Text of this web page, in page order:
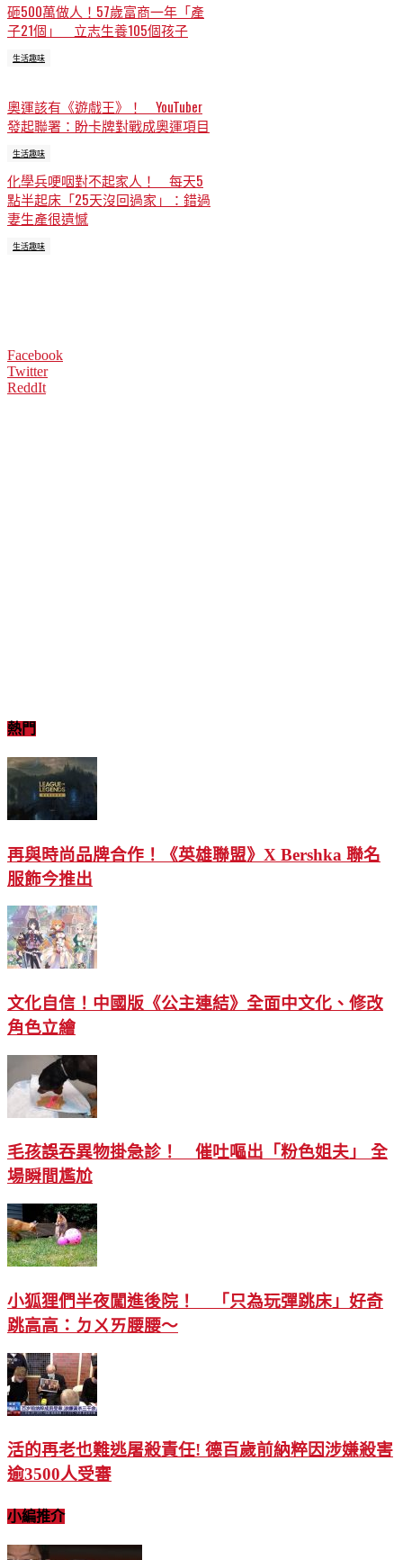
砸500萬做人！57歲富商一年「產
子21個」 立志生養105個孩子
生活趣味
奧運該有《遊戲王》！ YouTuber
發起聯署：盼卡牌對戰成奧運項目
生活趣味
化學兵哽咽對不起家人！ 每天5
點半起床「25天沒回過家」：錯過
妻生產很遺憾
生活趣味
Facebook
Twitter
ReddIt
熱門
再與時尚品牌合作！《英雄聯盟》X Bershka 聯名
服飾今推出
文化自信！中國版《公主連結》全面中文化、修改
角色立繪
毛孩誤吞異物掛急診！ 催吐嘔出「粉色姐夫」 全
場瞬間尷尬
小狐狸們半夜闖進後院！ 「只為玩彈跳床」好奇
跳高高：ㄉㄨㄞ腰腰～
活的再老也難逃屠殺責任! 德百歲前納粹因涉嫌殺害
逾3500人受審
小編推介